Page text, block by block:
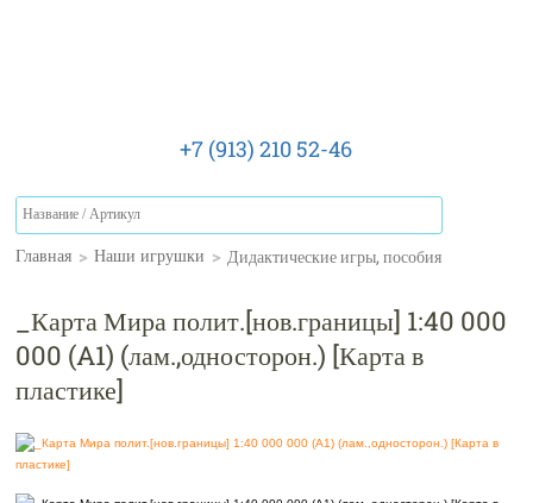
+7 (913) 210 52-46
Главная > Наши игрушки > Дидактические игры, пособия
_Карта Мира полит.[нов.границы] 1:40 000
000 (A1) (лам.,односторон.) [Карта в
пластике]